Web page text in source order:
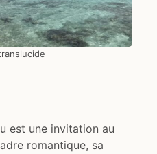
est une invitation au
romantique, sa